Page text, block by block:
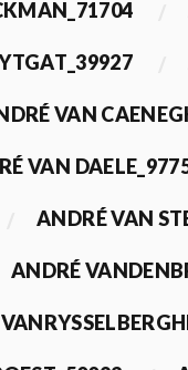
VAN
VAN
ANDRÉ VAN
ANDRÉ